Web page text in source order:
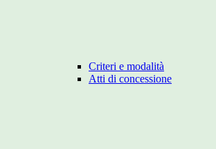
Criteri e modalità
Atti di concessione